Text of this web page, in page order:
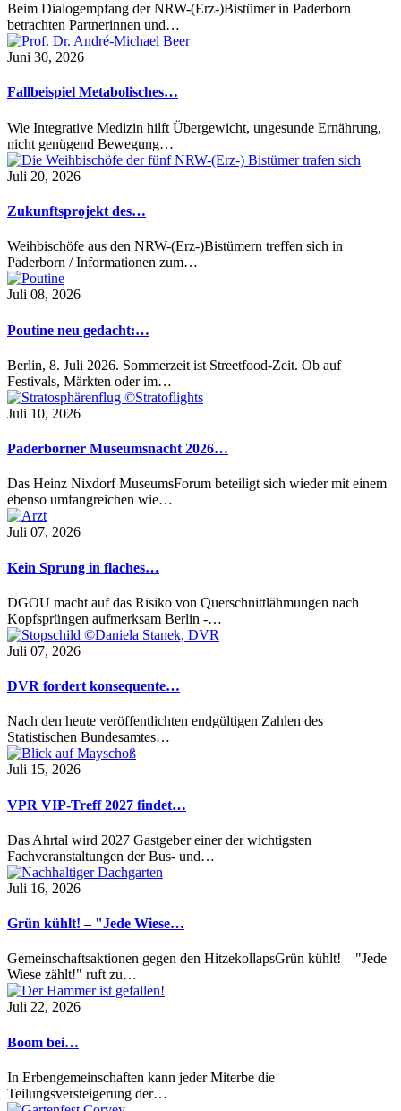
Beim Dialogempfang der NRW-(Erz-)Bistümer in Paderborn
betrachten Partnerinnen und…
Juni 30, 2026
Fallbeispiel Metabolisches…
Wie Integrative Medizin hilft Übergewicht, ungesunde Ernährung,
nicht genügend Bewegung…
Juli 20, 2026
Zukunftsprojekt des…
Weihbischöfe aus den NRW-(Erz-)Bistümern treffen sich in
Paderborn / Informationen zum…
Juli 08, 2026
Poutine neu gedacht:…
Berlin, 8. Juli 2026. Sommerzeit ist Streetfood-Zeit. Ob auf
Festivals, Märkten oder im…
Juli 10, 2026
Paderborner Museumsnacht 2026…
Das Heinz Nixdorf MuseumsForum beteiligt sich wieder mit einem
ebenso umfangreichen wie…
Juli 07, 2026
Kein Sprung in flaches…
DGOU macht auf das Risiko von Querschnittlähmungen nach
Kopfsprüngen aufmerksam Berlin -…
Juli 07, 2026
DVR fordert konsequente…
Nach den heute veröffentlichten endgültigen Zahlen des
Statistischen Bundesamtes…
Juli 15, 2026
VPR VIP-Treff 2027 findet…
Das Ahrtal wird 2027 Gastgeber einer der wichtigsten
Fachveranstaltungen der Bus- und…
Juli 16, 2026
Grün kühlt! – "Jede Wiese…
Gemeinschaftsaktionen gegen den HitzekollapsGrün kühlt! – "Jede
Wiese zählt!" ruft zu…
Juli 22, 2026
Boom bei…
In Erbengemeinschaften kann jeder Miterbe die
Teilungsversteigerung der…